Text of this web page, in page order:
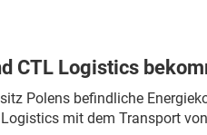
CTL Logistics
Polens befindliche
mit dem Transport